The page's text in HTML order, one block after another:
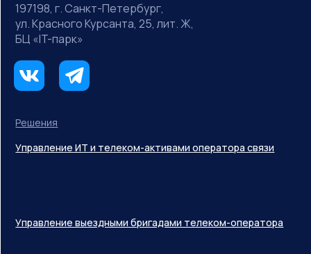
Решения
Управление ИТ и телеком-активами оператора связи
197198, г. Санкт-Петербург,
ул. Красного Курсанта, 25, лит. Ж,
БЦ «IT-парк»
Управление выездными бригадами телеком-оператора